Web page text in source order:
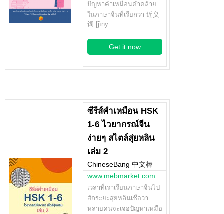
ปัญหาคำเหมือนคำคล้าย
ในภาษาจีนที่เรียกว่า 近义
词 [jìny…
Get it now
ซีรีส์คำเหมือน HSK
1-6 ไวยากรณ์จีน
ง่ายๆ สไตล์สุ่ยหลิน
เล่ม 2
ChineseBang 中文棒
www.mebmarket.com
เวลาที่เราเรียนภาษาจีนไป
สักระยะสุ่ยหลินเชื่อว่า
หลายคนจะเจอปัญหาเหมือ